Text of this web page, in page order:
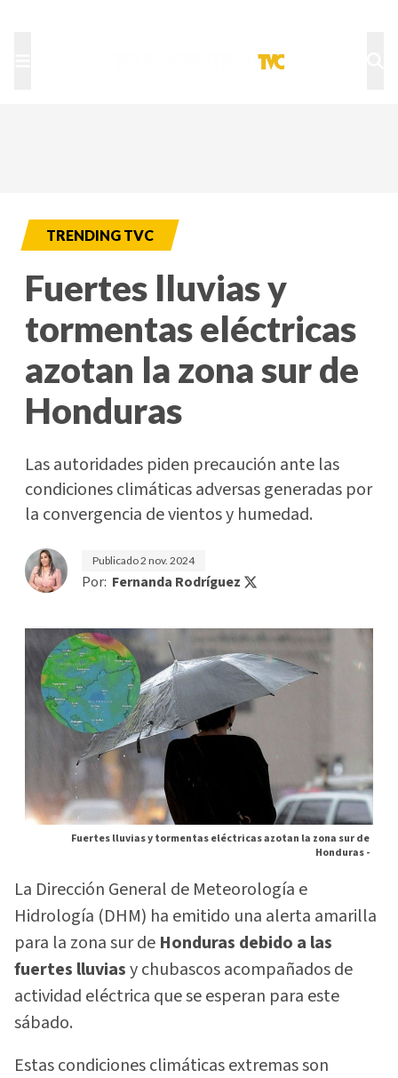
TRENDING TVC
Fuertes lluvias y
tormentas eléctricas
azotan la zona sur de
Honduras
Las autoridades piden precaución ante las
condiciones climáticas adversas generadas por
la convergencia de vientos y humedad.
Publicado2 nov. 2024
Por: Fernanda Rodríguez
Fuertes lluvias y tormentas eléctricas azotan la zona sur de
Honduras -
La Dirección General de Meteorología e
Hidrología (DHM) ha emitido una alerta amarilla
para la zona sur de Honduras debido a las
fuertes lluviasy chubascos acompañados de
actividad eléctrica que se esperan para este
sábado.
Estas condiciones climáticas extremas son